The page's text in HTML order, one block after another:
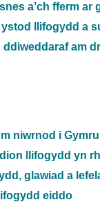
a’ch fferm ar
llifogydd a
ddiweddaraf am
niwrnod i Gymru
llifogydd yn
glawiad a
eiddo